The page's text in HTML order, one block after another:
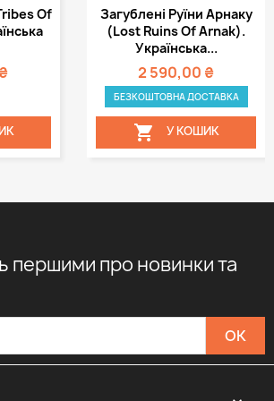
Of
Загублені Руїни Арнаку
(Lost Ruins Of Arnak).
Українська...
2 590,00 ₴
БЕЗКОШТОВНА ДОСТАВКА
 У КОШИК
першими про новинки та